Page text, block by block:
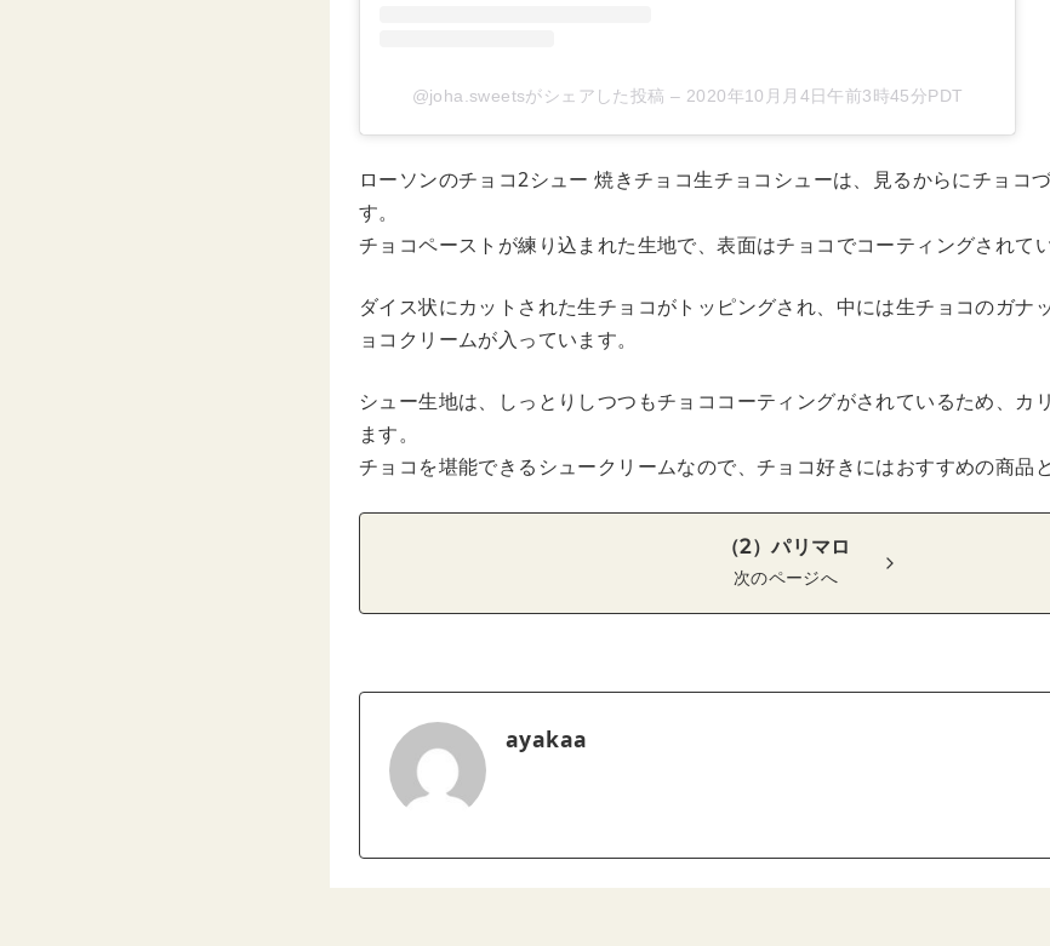
@joha.sweetsがシェアした投稿 – 2020年10月月4日午前3時45分PDT
ローソンのチョコ2シュー 焼きチョコ生チョコシューは、見るからにチョコ
す。
チョコペーストが練り込まれた生地で、表面はチョコでコーティングされてい
ダイス状にカットされた生チョコがトッピングされ、中には生チョコのガナ
ョコクリームが入っています。
シュー生地は、しっとりしつつもチョココーティングがされているため、カ
ます。
チョコを堪能できるシュークリームなので、チョコ好きにはおすすめの商品
（2）パリマロ
次のページへ
ayakaa